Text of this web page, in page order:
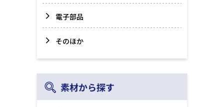
電子部品
そのほか
素材から探す